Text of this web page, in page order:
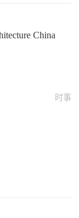
China
时事